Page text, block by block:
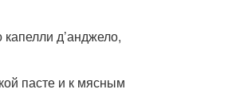
д’анджело,
пасте и к мясным